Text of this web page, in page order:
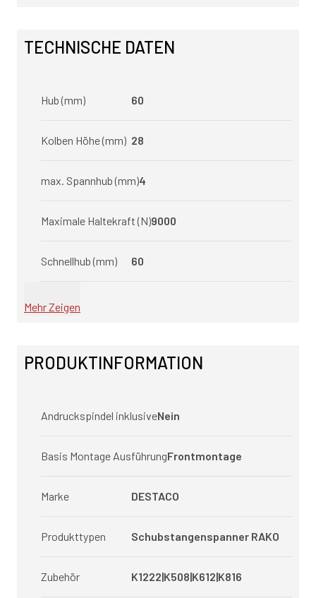
TECHNISCHE DATEN
Hub (mm) 60
Kolben Höhe (mm) 28
max. Spannhub (mm)4
Maximale Haltekraft (N)9000
Schnellhub (mm) 60
Mehr Zeigen
PRODUKTINFORMATION
Andruckspindel inklusiveNein
Basis Montage AusführungFrontmontage
Marke DESTACO
Produkttypen Schubstangenspanner RAKO
Zubehör K1222|K508|K612|K816